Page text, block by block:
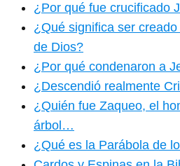
¿Por qué fue crucificado
¿Qué significa ser
de Dios?
¿Por qué condenaron a
¿Descendió realmente
¿Quién fue Zaqueo, el
árbol…
¿Qué es la Parábola de